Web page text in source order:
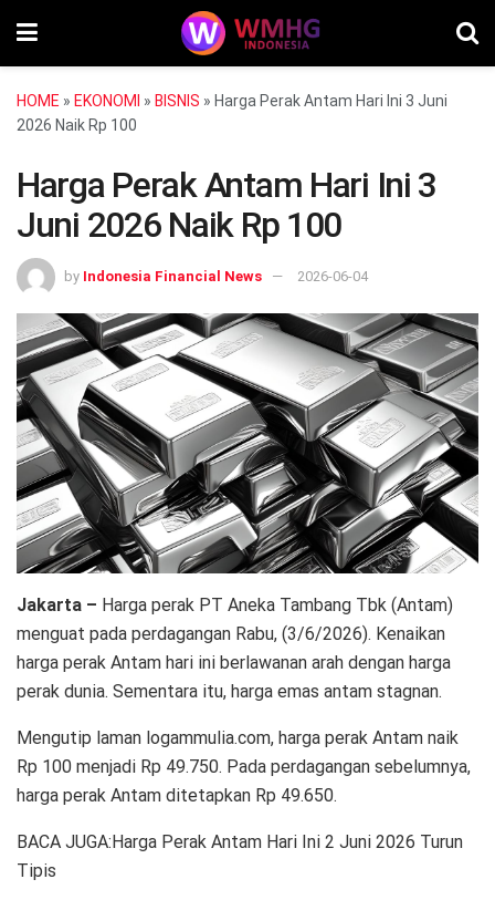
HOME » EKONOMI » BISNIS » Harga Perak Antam Hari Ini 3 Juni
2026 Naik Rp 100
Harga Perak Antam Hari Ini 3
Juni 2026 Naik Rp 100
by Indonesia Financial News 2026-06-04
Jakarta – Harga perak PT Aneka Tambang Tbk (Antam)
menguat pada perdagangan Rabu, (3/6/2026). Kenaikan
harga perak Antam hari ini berlawanan arah dengan harga
perak dunia. Sementara itu, harga emas antam stagnan.
Mengutip laman logammulia.com, harga perak Antam naik
Rp 100 menjadi Rp 49.750. Pada perdagangan sebelumnya,
harga perak Antam ditetapkan Rp 49.650.
BACA JUGA:Harga Perak Antam Hari Ini 2 Juni 2026 Turun
Tipis